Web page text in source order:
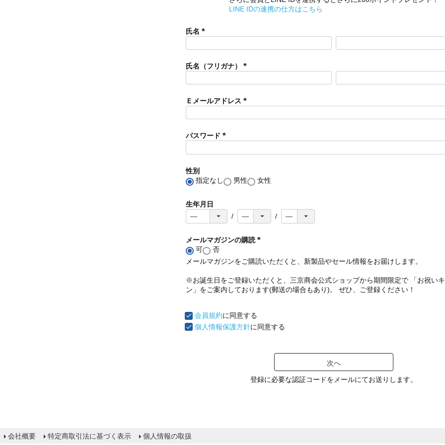
LINE IDの連携の仕方はこちら
氏名
必
)
氏名（フリガナ）
必
)
Ｅメールアドレス
必
)
パスワード
必
性別
指定なし
男性 女性
生年月日
メールマガジンの購読
必
)
可
否
メールマガジンをご購読いただくと、新製品やセール情報をお届けします。
※お誕生日をご登録いただくと、三京商会公式ショップから期間限定で 「お祝い
ン」をご案内しております(郵送の場合もあり)。 ぜひ、ご登録ください！
会員規約に同意する
個人情報保護方針に同意する
次へ
登録に必要な認証コードをメールにてお送りします。
会社概要 特定商取引法に基づく表示 個人情報の取扱